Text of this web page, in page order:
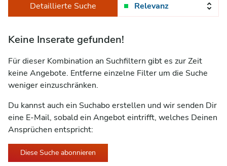
Detaillierte Suche Relevanz
Keine Inserate gefunden!
Für dieser Kombination an Suchfiltern gibt es zur Zeit
keine Angebote. Entferne einzelne Filter um die Suche
weniger einzuschränken.
Du kannst auch ein Suchabo erstellen und wir senden Dir
eine E-Mail, sobald ein Angebot eintrifft, welches Deinen
Ansprüchen entspricht:
Diese Suche abonnieren